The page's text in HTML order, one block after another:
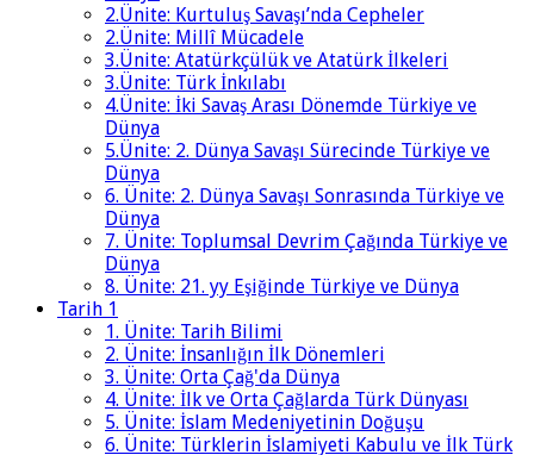
2.Ünite: Kurtuluş Savaşı’nda Cepheler
2.Ünite: Millî Mücadele
3.Ünite: Atatürkçülük ve Atatürk İlkeleri
3.Ünite: Türk İnkılabı
4.Ünite: İki Savaş Arası Dönemde Türkiye ve
Dünya
5.Ünite: 2. Dünya Savaşı Sürecinde Türkiye ve
Dünya
6. Ünite: 2. Dünya Savaşı Sonrasında Türkiye ve
Dünya
7. Ünite: Toplumsal Devrim Çağında Türkiye ve
Dünya
8. Ünite: 21. yy Eşiğinde Türkiye ve Dünya
Tarih 1
1. Ünite: Tarih Bilimi
2. Ünite: İnsanlığın İlk Dönemleri
3. Ünite: Orta Çağ'da Dünya
4. Ünite: İlk ve Orta Çağlarda Türk Dünyası
5. Ünite: İslam Medeniyetinin Doğuşu
6. Ünite: Türklerin İslamiyeti Kabulu ve İlk Türk